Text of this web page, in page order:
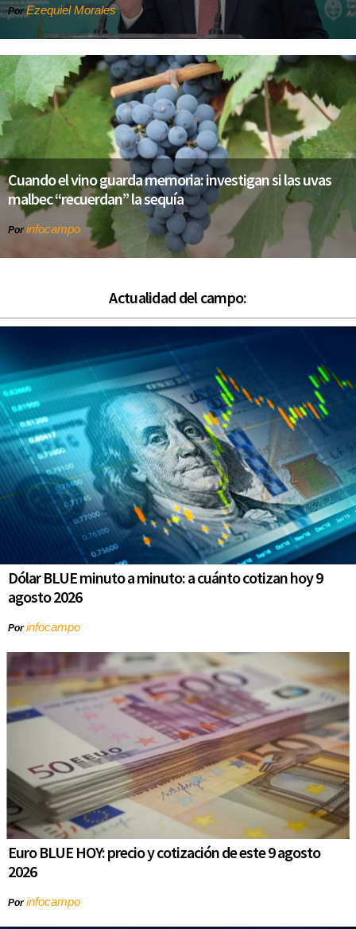
PorEzequiel Morales
Cuando el vino guarda memoria: investigan si las uvas
malbec “recuerdan” la sequía
Por infocampo
Actualidad del campo:
Dólar BLUE minuto a minuto: a cuánto cotizan hoy 9
agosto 2026
Porinfocampo
Euro BLUE HOY: precio y cotización de este 9 agosto
2026
Porinfocampo